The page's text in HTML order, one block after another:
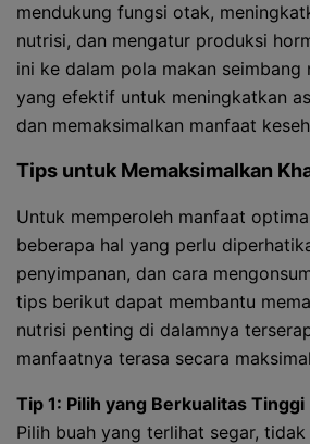
mendukung fungsi otak,
nutrisi, dan mengatur produksi
ini ke dalam pola makan seimbang
yang efektif untuk meningkatkan
dan memaksimalkan manfaat
Tips untuk Memaksimalkan
Untuk memperoleh manfaat
beberapa hal yang perlu
penyimpanan, dan cara
tips berikut dapat membantu
nutrisi penting di dalamnya
manfaatnya terasa secara
Tip 1: Pilih yang Berkualitas Tinggi
Pilih buah yang terlihat segar, tidak